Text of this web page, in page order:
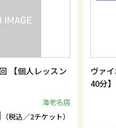
【個人レッスン
海老名店
（税込／2チケット）
ヴァ
40分】